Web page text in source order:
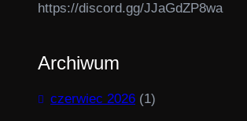
https://discord.gg/JJaGdZP8wa
Archiwum
czerwiec 2026 (1)